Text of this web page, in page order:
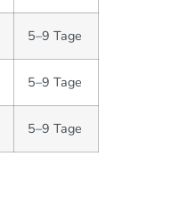
5–9 Tage
5–9 Tage
5–9 Tage